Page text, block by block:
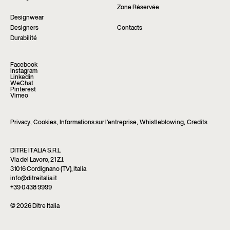
Zone Réservée
Designwear
Designers
Contacts
Durabilité
Facebook
Instagram
Linkedin
WeChat
Pinterest
Vimeo
Privacy, Cookies, Informations sur l’entreprise, Whistleblowing, Credits
DITRE ITALIA S.R.L
Via del Lavoro, 21 Z.I.
31016 Cordignano (TV), Italia
info@ditreitalia.it
+39 0438 9999
© 2026 Ditre Italia